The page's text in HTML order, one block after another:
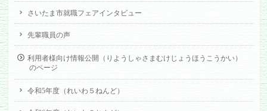
さいたま市就職フェアインタビュー
先輩職員の声
利用者様向け情報公開（りようしゃさまむけじょうほうこうかい）
のページ
令和5年度（れいわ５ねんど）